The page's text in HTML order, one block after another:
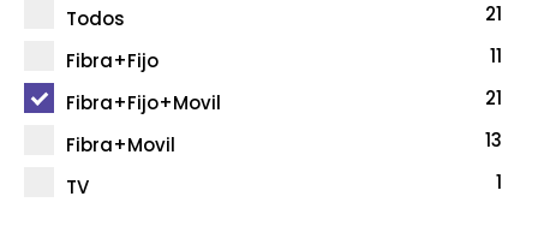
Todos
21
Fibra+Fijo
11
Fibra+Fijo+Movil
21
Fibra+Movil
13
TV
1